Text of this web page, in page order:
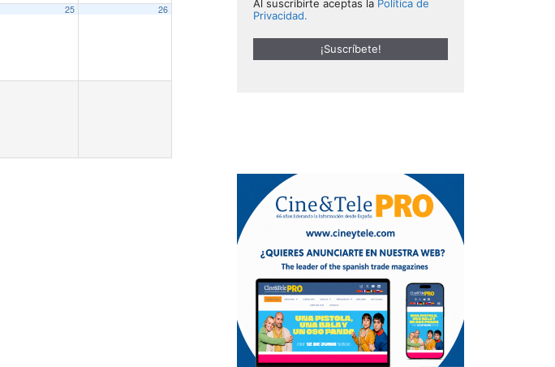
25 26 Al suscribirte aceptas la Política de
Privacidad.